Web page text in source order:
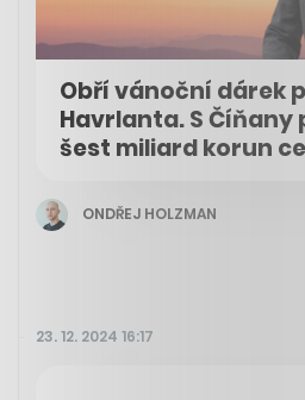
Obří vánoční dárek
Havrlanta. S Číňany
šest miliard korun
ONDŘEJ HOLZMAN
23. 12. 2024 16:17